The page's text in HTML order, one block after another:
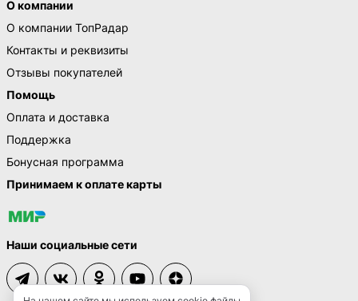
О компании
О компании ТопРадар
Контакты и реквизиты
Отзывы покупателей
Помощь
Оплата и доставка
Поддержка
Бонусная программа
Принимаем к оплате карты
Наши социальные сети